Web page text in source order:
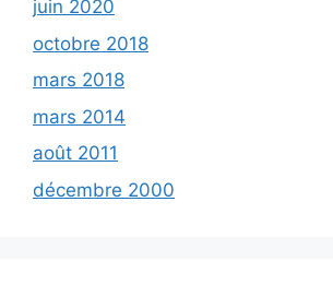
juin 2020
octobre 2018
mars 2018
mars 2014
août 2011
décembre 2000